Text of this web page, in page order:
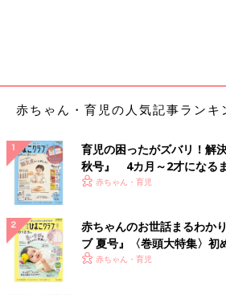
赤ちゃん・育児の人気記事ランキ
育児の困ったがズバリ！解
秋号』 4カ月～2才になる
いっぱい！
赤ちゃん・育児
赤ちゃんのお世話まるわか
ブ 夏号』〈巻頭大特集〉初
く！ おっぱい・ミルクの基
赤ちゃん・育児